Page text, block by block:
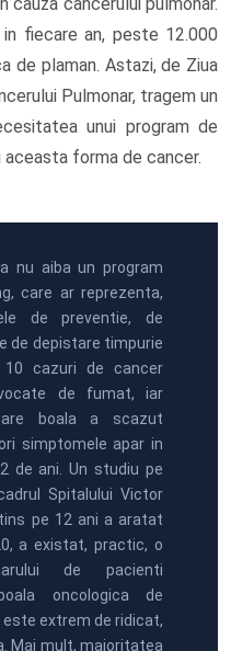
fiecare an, peste 12.000
de plaman. Astazi, de Ziua
Pulmonar, tragem un
unui program de
forma de cancer.
nu aiba un program
care ar reprezenta,
de preventie, de
de depistare timpurie
cazuri de cancer
de fumat, iar
boala a scazut
simptomele apar in
de ani. Un studiu pe
Spitalului Victor
pe 12 ani a aratat
a existat, practic, o
de pacienti
oncologica de
extrem de ridicat,
Mai mult, majoritatea